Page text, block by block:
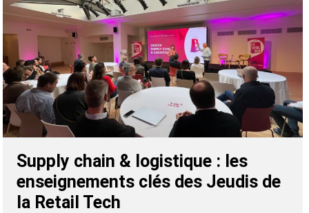
Supply chain & logistique : les
enseignements clés des Jeudis de
la Retail Tech